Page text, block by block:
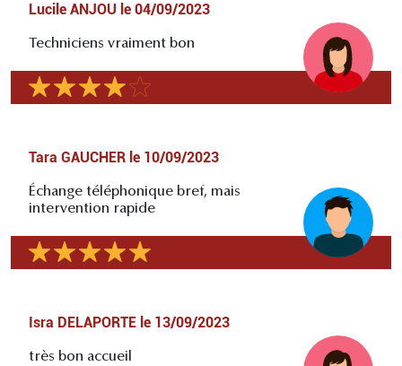
Lucile ANJOU le 04/09/2023
Techniciens vraiment bon
Tara GAUCHER le 10/09/2023
Échange téléphonique bref, mais
intervention rapide
Isra DELAPORTE le 13/09/2023
très bon accueil